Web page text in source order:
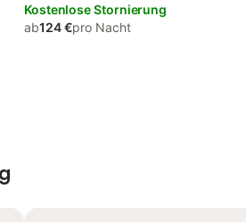
Kostenlose Stornierung
ab124 €pro Nacht